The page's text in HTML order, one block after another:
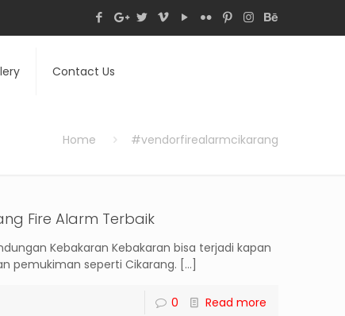
Contact Us
Home #vendorfirealarmcikarang
Fire Alarm Terbaik
Kebakaran Kebakaran bisa terjadi kapan
pemukiman seperti Cikarang. […]
0 Read more